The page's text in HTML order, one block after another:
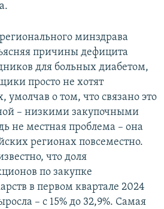
минздрава
причины дефицита
для больных диабетом,
просто не хотят
умолчав о том, что связано это
– низкими закупочными
не местная проблема – она
регионах повсеместно.
что доля
по закупке
в первом квартале 2024
– с 15% до 32,9%. Самая